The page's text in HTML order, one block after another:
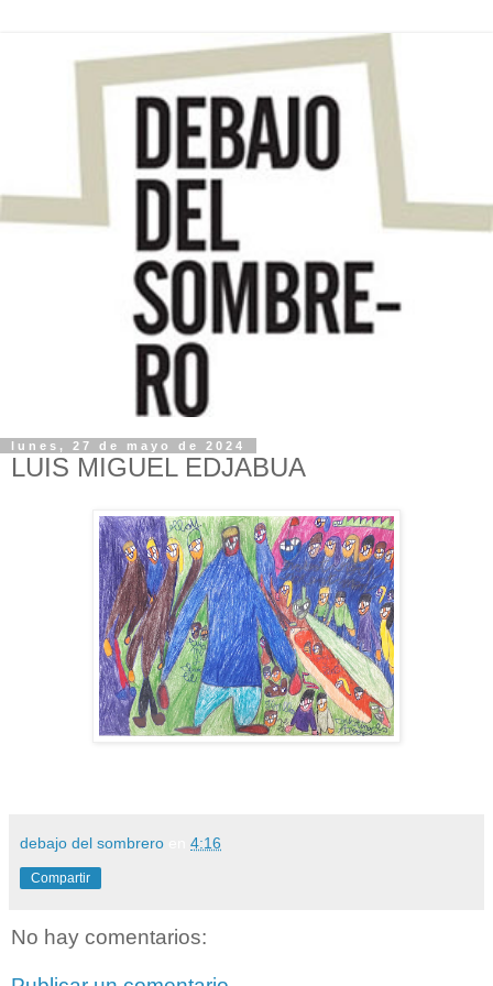
lunes, 27 de mayo de 2024
LUIS MIGUEL EDJABUA
debajo del sombrero 4:16
Compartir
No hay comentarios: